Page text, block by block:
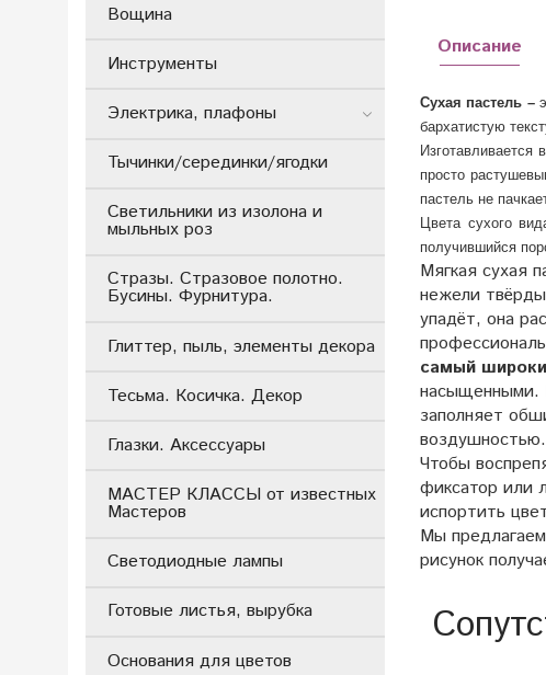
Описание
Сухая пастель –
бархатистую
Изготавливается
просто
пастель не
Цвета сухого
получившийся
Мягкая сухая
нежели
упадёт, она
самый
насыщенными.
заполняет
воздушностью.
Чтобы
фиксатор или
испортить
Мы
рисунок
Вощина
Инструменты
Электрика, плафоны
Тычинки/серединки/ягодки
Светильники из изолона и
мыльных роз
Стразы. Стразовое полотно.
Бусины. Фурнитура.
Глиттер, пыль, элементы декора
Тесьма. Косичка. Декор
Глазки. Аксессуары
МАСТЕР КЛАССЫ от известных
Мастеров
Светодиодные лампы
Готовые листья, вырубка
Основания для цветов